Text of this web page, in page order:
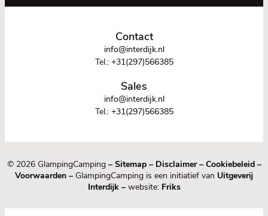
Contact
info@interdijk.nl
Tel.: +31(297)566385
Sales
info@interdijk.nl
Tel.: +31(297)566385
© 2026 GlampingCamping – Sitemap– Disclaimer– Cookiebeleid–
Voorwaarden – GlampingCamping is een initiatief van Uitgeverij
Interdijk–website: Friks